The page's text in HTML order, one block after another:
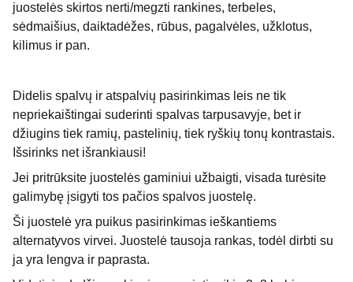
juostelės skirtos nerti/megzti rankines, terbeles,
sėdmaišius, daiktadėžes, rūbus, pagalvėles, užklotus,
kilimus ir pan.
Didelis spalvų ir atspalvių pasirinkimas leis ne tik
nepriekaištingai suderinti spalvas tarpusavyje, bet ir
džiugins tiek ramių, pastelinių, tiek ryškių tonų kontrastais.
Išsirinks net išrankiausi!
Jei pritrūksite juostelės gaminiui užbaigti, visada turėsite
galimybę įsigyti tos pačios spalvos juostelę.
Ši juostelė yra puikus pasirinkimas ieškantiems
alternatyvos virvei. Juostelė tausoja rankas, todėl dirbti su
ja yra lengva ir paprasta.